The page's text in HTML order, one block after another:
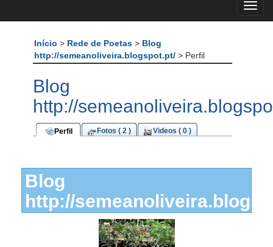
Início > Rede de Poetas > Blog
http://semeanoliveira.blogspot.pt/ > Perfil
Blog
http://
Perfil Fotos ( 2 ) Videos ( 0 )
Blog
http://